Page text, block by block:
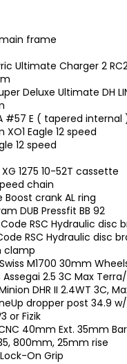
frame
Ultimate Charger 2
Deluxe Ultimate DH
#57 E ( tapered internal
XO1 Eagle 12 speed
12 speed
1275 10-52T cassette
chain
Boost crank AL ring
DUB Pressfit BB 92
RSC Hydraulic
RSC Hydraulic disc
clamp
M1700 30mm
Assegai 2.5 3C Max
DHR II 2.4WT 3C,
dropper post 34.9
or Fizik
40mm Ext. 35mm
800mm, 25mm rise
On Grip